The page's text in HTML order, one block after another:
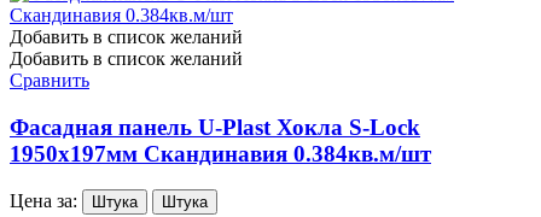
Добавить в список желаний
Добавить в список желаний
Сравнить
Фасадная панель U-Plast Хокла S-Lock
1950х197мм Скандинавия 0.384кв.м/шт
Цена за: Штука Штука